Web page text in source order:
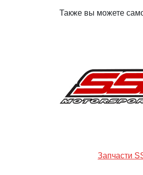
Также вы можете
Запчасти